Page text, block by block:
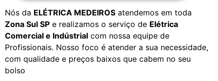
Nós da ELÉTRICA MEDEIROS atendemos em toda
Zona Sul SP e realizamos o serviço de Elétrica
Comercial e Indústrial com nossa equipe de
Profissionais. Nosso foco é atender a sua necessidade,
com qualidade e preços baixos que cabem no seu
bolso